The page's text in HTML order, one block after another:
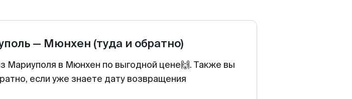
— Мюнхен (туда и обратно)
Мариуполя в Мюнхен по выгодной цене🙌. Также вы
если уже знаете дату возвращения